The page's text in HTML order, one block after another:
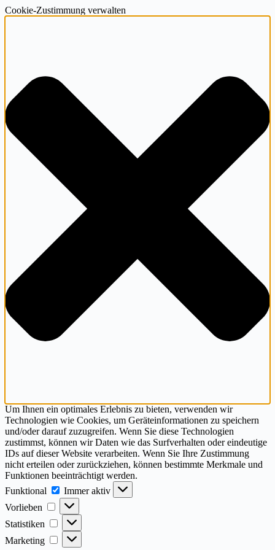
Cookie-Zustimmung verwalten
Um Ihnen ein optimales Erlebnis zu bieten, verwenden wir
Technologien wie Cookies, um Geräteinformationen zu speichern
und/oder darauf zuzugreifen. Wenn Sie diese Technologien
zustimmst, können wir Daten wie das Surfverhalten oder eindeutige
IDs auf dieser Website verarbeiten. Wenn Sie Ihre Zustimmung
nicht erteilen oder zurückziehen, können bestimmte Merkmale und
Funktionen beeinträchtigt werden.
Funktional
Funktional
Immer aktiv
Vorlieben
Vorlieben
Statistiken Statistiken
Marketing Marketing